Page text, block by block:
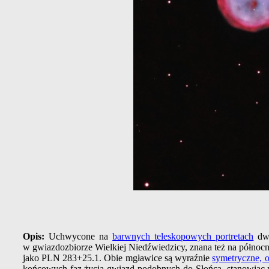
Opis: Uchwycone nabarwnych teleskopowych portretach
w gwiazdozbiorze Wielkiej Niedźwiedzicy, znana też na
jako PLN 283+25.1. Obie mgławice są wyraźniesymetryczne,